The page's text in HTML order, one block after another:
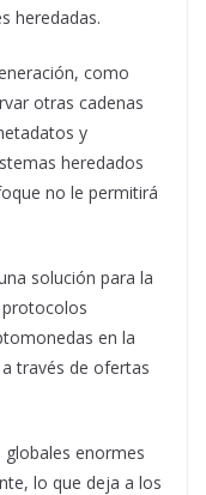
heredadas.
como
otras cadenas
y
heredados
no le permitirá
solución para la
protocolos
en la
través de ofertas
globales enormes
lo que deja a los